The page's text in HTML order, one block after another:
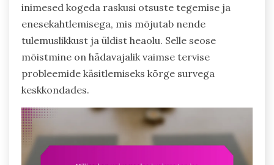
inimesed kogeda raskusi otsuste tegemise ja
enesekahtlemisega, mis mõjutab nende
tulemuslikkust ja üldist heaolu. Selle seose
mõistmine on hädavajalik vaimse tervise
probleemide käsitlemiseks kõrge survega
keskkondades.